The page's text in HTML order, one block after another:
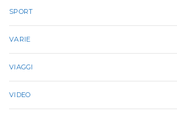
SPORT
VARIE
VIAGGI
VIDEO